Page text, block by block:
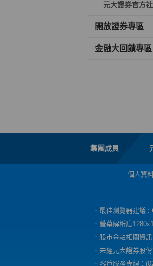
元大證券官方
開放證券專區
金融大回饋專區
集團成員
個人資
．最佳瀏覽器建議
．螢幕解析度
．股市金融相關資
．未經元大證券股
．客戶服務專線：